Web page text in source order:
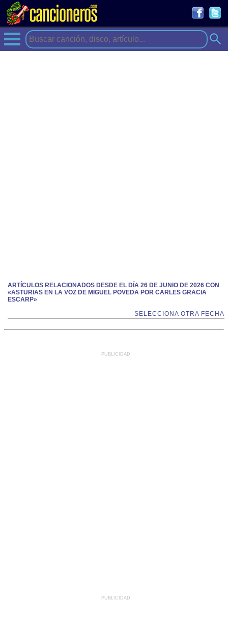
ARTÍCULOS RELACIONADOS DESDE EL DÍA 26 DE JUNIO DE 2026 CON
«ASTURIAS EN LA VOZ DE MIGUEL POVEDA POR CARLES GRACIA
ESCARP»
SELECCIONA OTRA FECHA
PUBLICIDAD
PUBLICIDAD